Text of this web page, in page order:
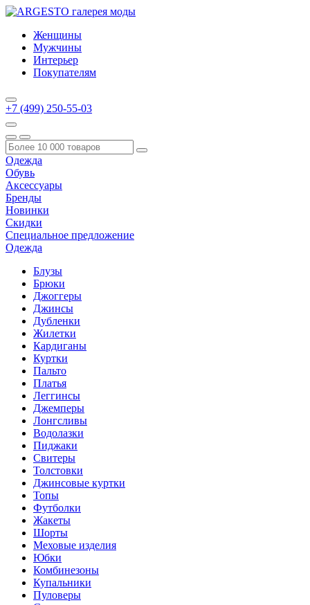
Женщины
Мужчины
Интерьер
Покупателям
+7 (499) 250-55-03
Одежда
Обувь
Аксессуары
Бренды
Новинки
Скидки
Специальное предложение
Одежда
Блузы
Брюки
Джоггеры
Джинсы
Дубленки
Жилетки
Кардиганы
Куртки
Пальто
Платья
Леггинсы
Джемперы
Лонгсливы
Водолазки
Пиджаки
Свитеры
Толстовки
Джинсовые куртки
Топы
Футболки
Жакеты
Шорты
Меховые изделия
Юбки
Комбинезоны
Купальники
Пуловеры